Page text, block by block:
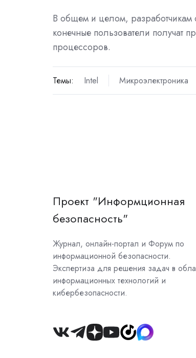
В общем и целом, разработчикам
конечные пользователи получат
процессоров.
Темы: Intel Микроэлектроника
Проект "Информционная
безопасность"
Журнал, онлайн-портал и Форум по
информационной безопасности.
Экспертиза для решения задач в
информационных технологий и
кибербезопасности.
Join